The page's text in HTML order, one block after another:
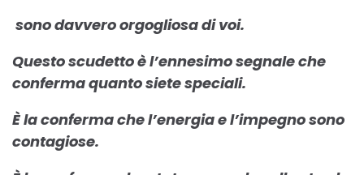
sono davvero orgogliosa di voi.
Questo scudetto è l’ennesimo segnale che
conferma quanto siete speciali.
È la conferma che l’energia e l’impegno sono
contagiose.